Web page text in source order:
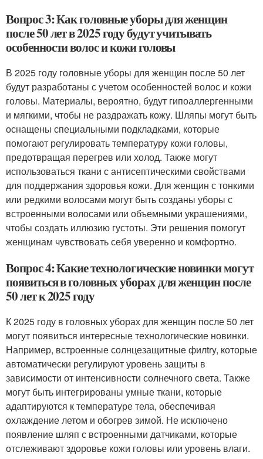
Вопрос 3: Как головные уборы для женщин
после 50 лет в 2025 году будут учитывать
особенности волос и кожи головы
В 2025 году головные уборы для женщин после 50 лет
будут разработаны с учетом особенностей волос и кожи
головы. Материалы, вероятно, будут гипоаллергенными
и мягкими, чтобы не раздражать кожу. Шляпы могут быть
оснащены специальными подкладками, которые
помогают регулировать температуру кожи головы,
предотвращая перегрев или холод. Также могут
использоваться ткани с антисептическими свойствами
для поддержания здоровья кожи. Для женщин с тонкими
или редкими волосами могут быть созданы уборы с
встроенными волосами или объемными украшениями,
чтобы создать иллюзию густоты. Эти решения помогут
женщинам чувствовать себя уверенно и комфортно.
Вопрос 4: Какие технологические новинки могут
появиться в головных уборах для женщин после
50 лет к 2025 году
К 2025 году в головных уборах для женщин после 50 лет
могут появиться интересные технологические новинки.
Например, встроенные солнцезащитные филtry, которые
автоматически регулируют уровень защиты в
зависимости от интенсивности солнечного света. Также
могут быть интегрированы умные ткани, которые
адаптируются к температуре тела, обеспечивая
охлаждение летом и обогрев зимой. Не исключено
появление шляп с встроенными датчиками, которые
отслеживают здоровье кожи головы или уровень влаги.